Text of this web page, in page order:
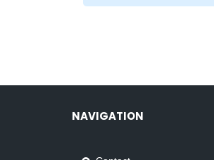
NAVIGATION